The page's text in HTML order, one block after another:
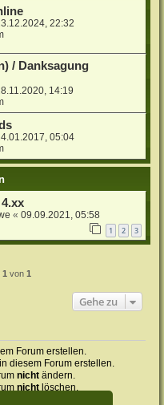
22:32
/ Danksagung
14:19
05:04
«09.09.2021, 05:58
1 2 3
1 von 1
Gehe zu
Forum erstellen.
diesem Forum erstellen.
nicht ändern.
nicht löschen.